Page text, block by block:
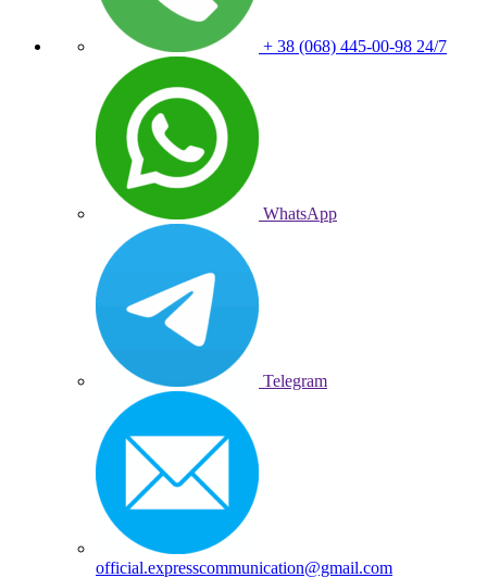
+ 38 (068) 445-00-98 24/7
WhatsApp
Telegram
official.expresscommunication@gmail.com